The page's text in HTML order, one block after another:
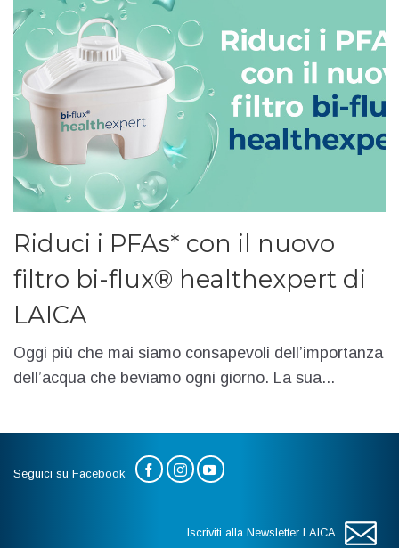
Riduci i PFAs* con il nuovo
filtro bi-flux® healthexpert di
LAICA
Oggi più che mai siamo consapevoli dell’importanza
dell’acqua che beviamo ogni giorno. La sua...
Seguici su Facebook
Iscriviti alla Newsletter LAICA